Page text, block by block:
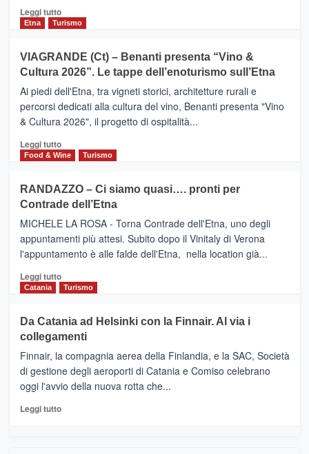
dati
di
Anche
la
Alcantara
nei
primi
nella
classifica
Leggi tuttoLeggi
di
IL
SAN
DOMENICO
PALACE
TAORMINA,
UN
HOTEL
FOUR
IL
NUOVO
SUMMER
CLUB
Etna Turismo
VIAGRANDE (Ct) – Benanti presenta “Vino &
Cultura 2026”. Le tappe dell’enoturismo sull’Etna
Ai piedi dell'Etna, tra vigneti storici, architetture rurali e
percorsi dedicati alla cultura del vino, Benanti presenta "Vino
& Cultura 2026", il progetto di ospitalità...
Leggi tuttoLeggi
di
VIAGRANDE
(Ct)
–
Benanti
presenta
“Vino
&
Cultura
tappe
dell’enoturismo
Food & Wine Turismo
RANDAZZO – Ci siamo quasi…. pronti per
Contrade dell’Etna
MICHELE LA ROSA - Torna Contrade dell'Etna, uno degli
appuntamenti più attesi. Subito dopo il Vinitaly di Verona
l'appuntamento è alle falde dell'Etna, nella location già...
Leggi tuttoLeggi
di
RANDAZZO
–
Ci
siamo
quasi….
pronti
per
Catania Turismo
Da Catania ad Helsinki con la Finnair. Al via i
collegamenti
Finnair, la compagnia aerea della Finlandia, e la SAC, Società
di gestione degli aeroporti di Catania e Comiso celebrano
oggi l'avvio della nuova rotta che...
Leggi tuttoLeggi